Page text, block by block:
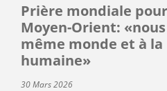
Prière mondiale
Moyen-Orient:
même monde et à
humaine»
30 Mars 2026